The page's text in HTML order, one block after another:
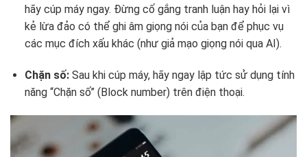
hãy cúp máy ngay. Đừng cố gắng tranh luận hay hỏi lại vì
kẻ lừa đảo có thể ghi âm giọng nói của bạn để phục vụ
các mục đích xấu khác (như giả mạo giọng nói qua AI).
Chặn số:Sau khi cúp máy, hãy ngay lập tức sử dụng tính
năng “Chặn số” (Block number) trên điện thoại.